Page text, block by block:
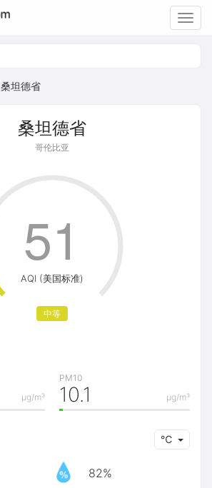
桑坦德省
桑坦德省
哥伦比亚
AQI (美国标准)
中等
51
μg/m³
PM10
μg/m³
10.1
℃
82%